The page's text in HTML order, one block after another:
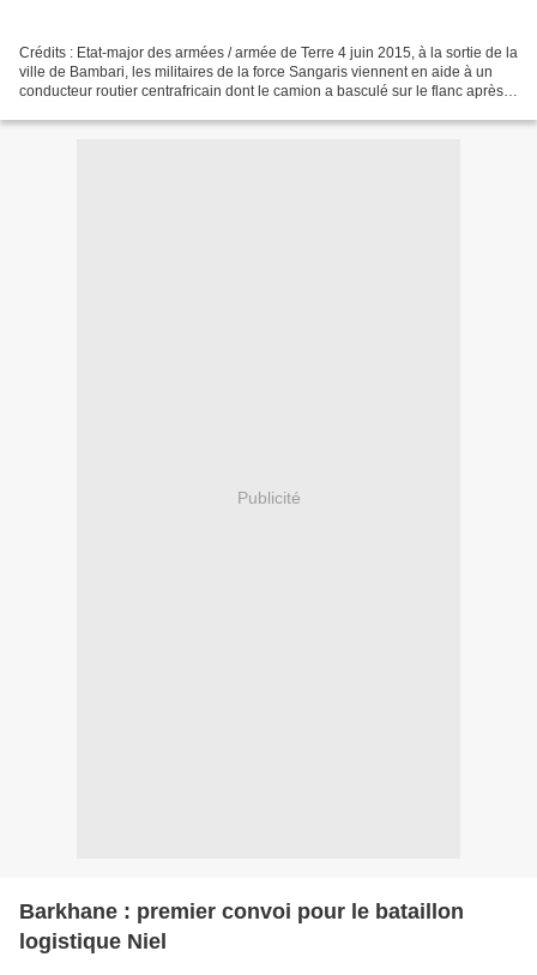
Crédits : Etat-major des armées / armée de Terre 4 juin 2015, à la sortie de la
ville de Bambari, les militaires de la force Sangaris viennent en aide à un
conducteur routier centrafricain dont le camion a basculé sur le flanc après
Publicité
Barkhane : premier convoi pour le bataillon
logistique Niel